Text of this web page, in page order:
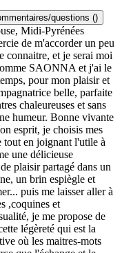
questions ()
Midi-Pyrénées
de m'accorder un peu
connaitre, et je serai moi
SAONNA et j'ai le
pour mon plaisir et
belle, parfaite
chaleureuses et sans
humeur. Bonne vivante
esprit, je choisis mes
tout en joignant l'utile à
une délicieuse
plaisir partagé dans un
un brin espiègle et
puis me laisser aller à
,coquines et
je me propose de
légèreté qui est la
où les maitres-mots